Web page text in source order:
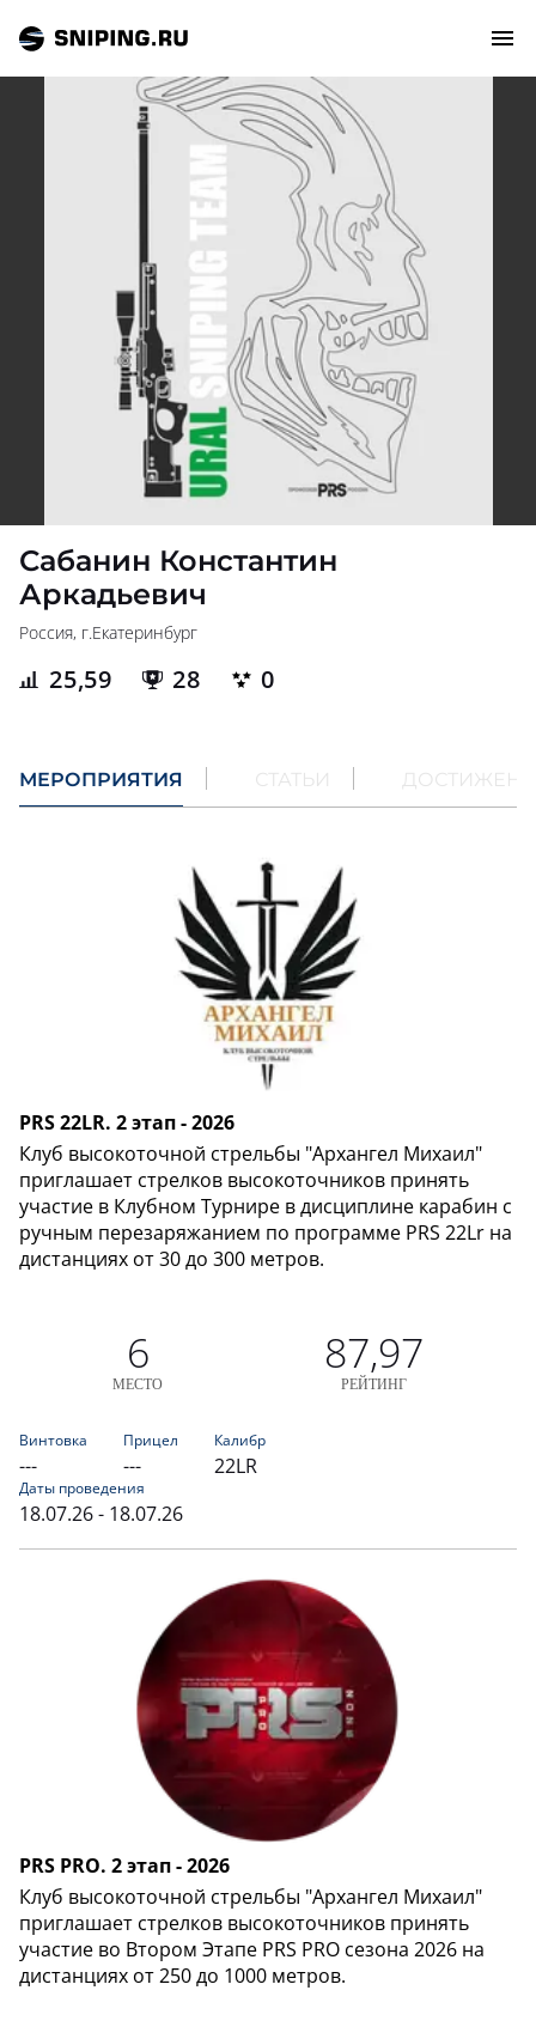
ТИРЫ И СТРЕЛЬБИЩА
МАСТЕРСКАЯ
О НАС
Сабанин Константин
Аркадьевич
Россия, г.Екатеринбург
25,59 28 0
МЕРОПРИЯТИЯ СТАТЬИ
PRS 22LR. 2 этап - 2026
Клуб высокоточной стрельбы "Архангел Михаил"
приглашает стрелков высокоточников принять
участие в Клубном Турнире в дисциплине карабин с
ручным перезаряжанием по программе PRS 22Lr на
дистанциях от 30 до 300 метров.
6
МЕСТО
87,97
РЕЙТИНГ
Винтовка
---
Прицел
---
Калибр
22LR
Даты проведения
18.07.26 - 18.07.26
PRS PRO. 2 этап - 2026
Клуб высокоточной стрельбы "Архангел Михаил"
приглашает стрелков высокоточников принять
участие во Втором Этапе PRS PRO сезона 2026 на
дистанциях от 250 до 1000 метров.